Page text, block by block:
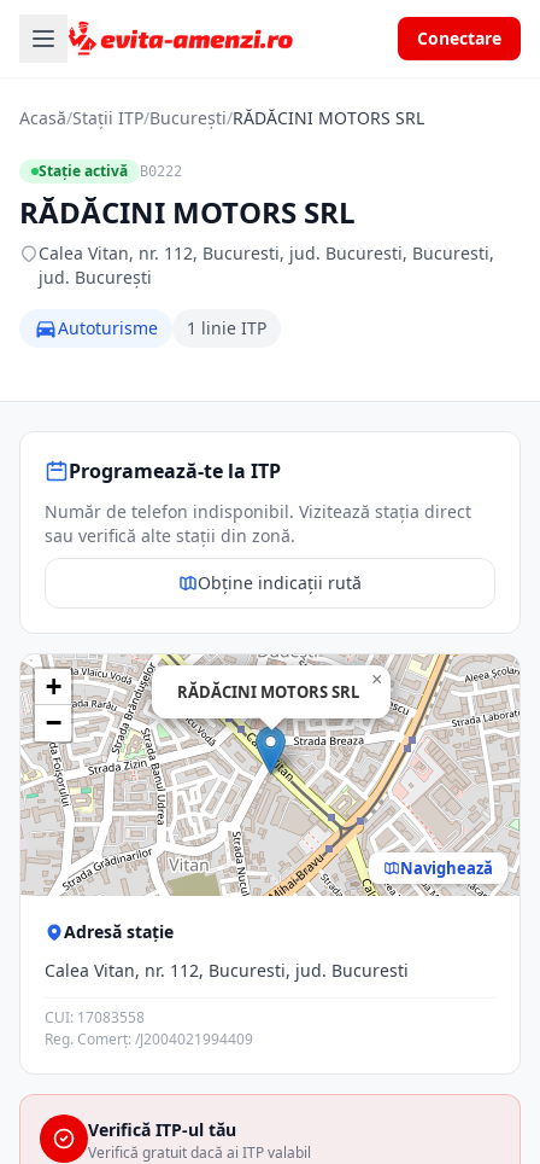
Conectare
Acasă/Stații ITP/București/RĂDĂCINI MOTORS SRL
Stație activă B0222
RĂDĂCINI MOTORS SRL
Calea Vitan, nr. 112, Bucuresti, jud. Bucuresti, Bucuresti,
jud. București
Autoturisme 1 linie ITP
Programează-te la ITP
Număr de telefon indisponibil. Vizitează stația direct
sau verifică alte stații din zonă.
Obține indicații rută
RĂDĂCINI MOTORS SRL
×
+
−
Navighează
Adresă stație
Calea Vitan, nr. 112, Bucuresti, jud. Bucuresti
CUI: 17083558
Reg. Comerț: /J2004021994409
Verifică ITP-ul tău
Verifică gratuit dacă ai ITP valabil